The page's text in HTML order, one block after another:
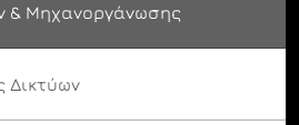
& Μηχανοργάνωσης
Δικτύων